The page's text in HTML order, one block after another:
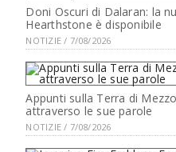
Doni Oscuri di Dalaran: la
Hearthstone è disponibile
NOTIZIE / 7/08/2026
Appunti sulla Terra di
attraverso le sue parole
NOTIZIE / 7/08/2026